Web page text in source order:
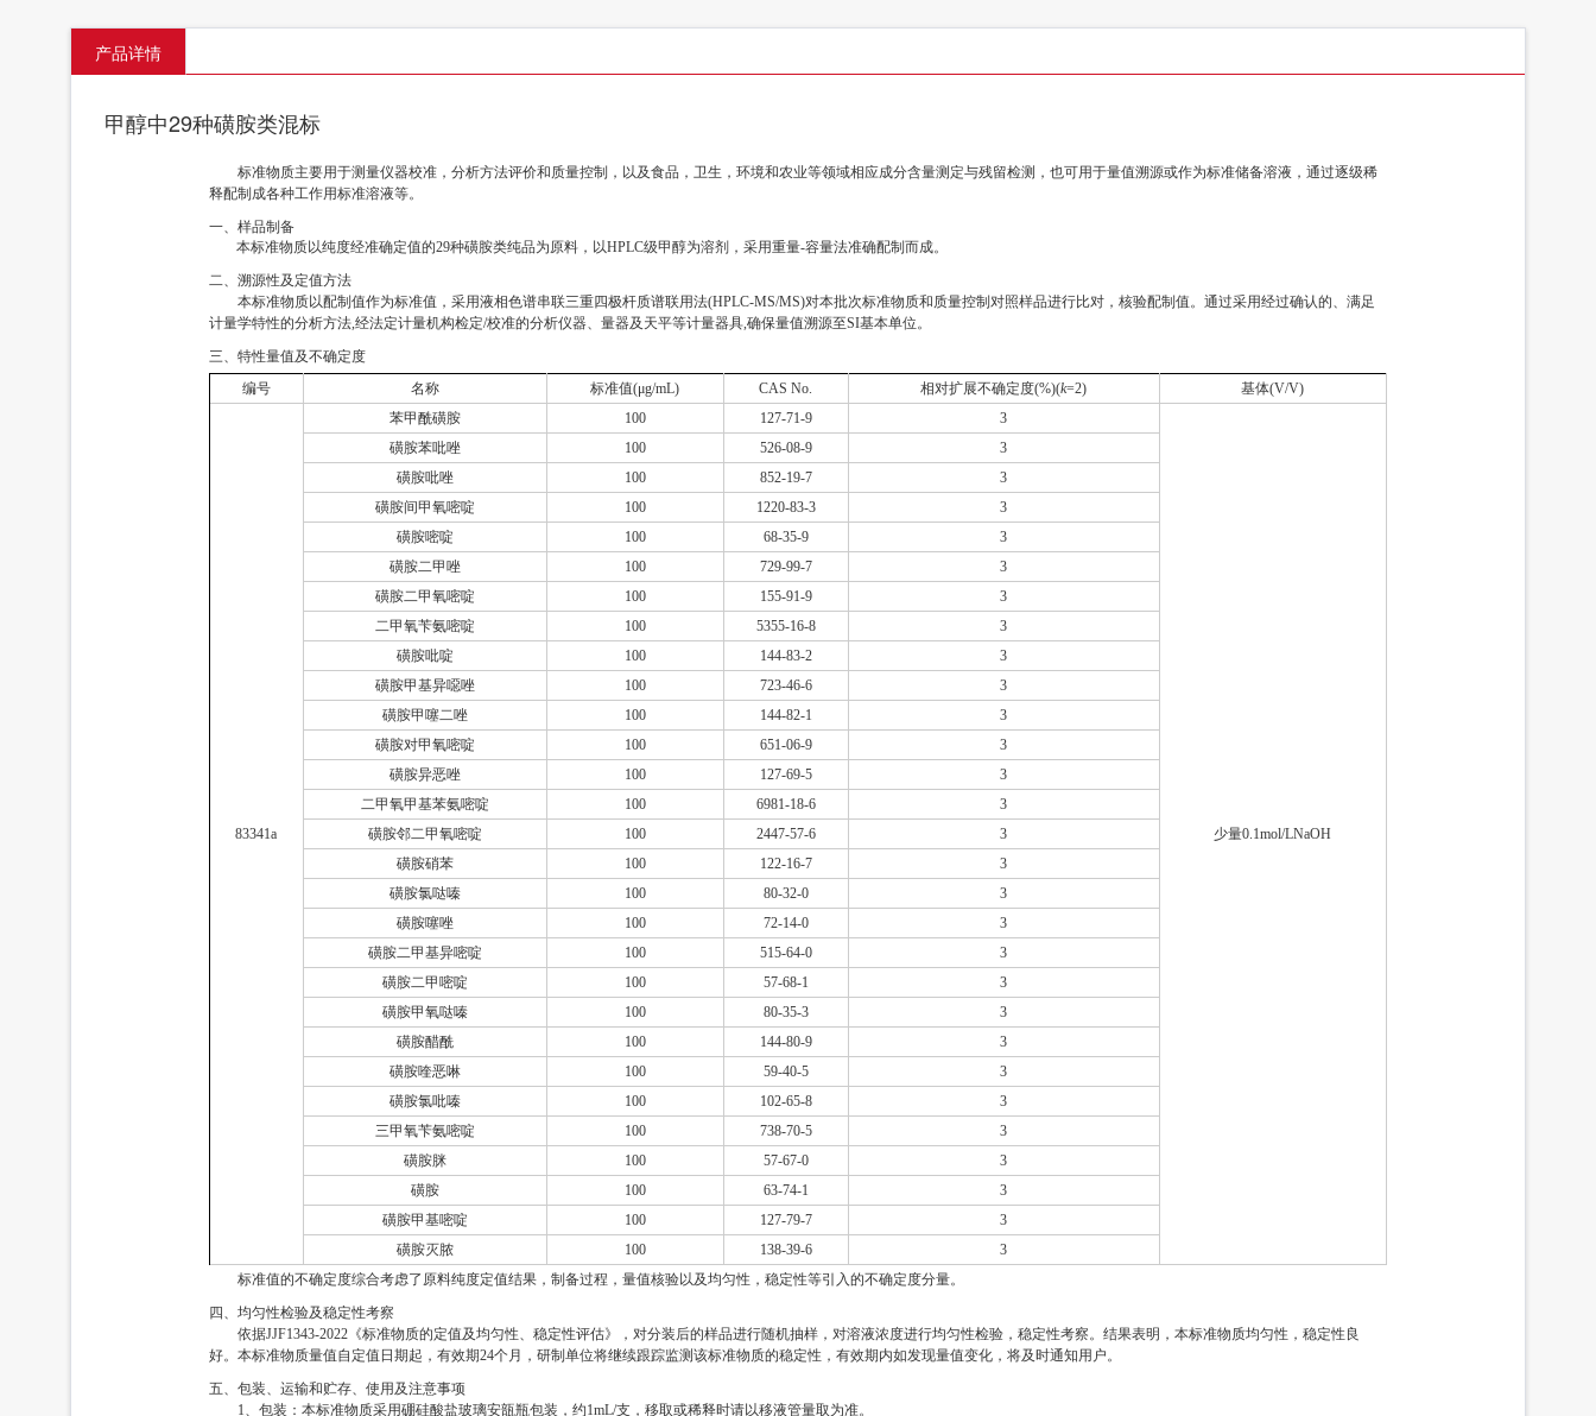
产品详情
甲醇中29种磺胺类混标
标准物质主要用于测量仪器校准，分析方法评价和质量控制，以及食品，卫生，环境和农业等领域相应成分含量测定与残留检测，也可用于量值溯源或作为标准储备溶液，通过逐级稀
释配制成各种工作用标准溶液等。
一、样品制备
本标准物质以纯度经准确定值的29种磺胺类纯品为原料，以HPLC级甲醇为溶剂，采用重量-容量法准确配制而成。
二、溯源性及定值方法
本标准物质以配制值作为标准值，采用液相色谱串联三重四极杆质谱联用法(HPLC-MS/MS)对本批次标准物质和质量控制对照样品进行比对，核验配制值。通过采用经过确认的、满足
计量学特性的分析方法,经法定计量机构检定/校准的分析仪器、量器及天平等计量器具,确保量值溯源至SI基本单位。
三、特性量值及不确定度
编号
名称 标准值(μg/mL) CAS No. 相对扩展不确定度(%)(k=2) 基体(V/V)
83341a
苯甲酰磺胺 100 127-71-9 3
少量0.1mol/LNaOH
磺胺苯吡唑 100 526-08-9
3
磺胺吡唑
100 852-19-7
3
磺胺间甲氧嘧啶
100 1220-83-3
3
磺胺嘧啶
100 68-35-9
3
磺胺二甲唑
100 729-99-7
3
磺胺二甲氧嘧啶
100 155-91-9
3
二甲氧苄氨嘧啶
100 5355-16-8
3
磺胺吡啶
100 144-83-2
3
磺胺甲基异噁唑
100 723-46-6
3
磺胺甲噻二唑
100 144-82-1
3
磺胺对甲氧嘧啶
100 651-06-9
3
磺胺异恶唑
100 127-69-5
3
二甲氧甲基苯氨嘧啶
100 6981-18-6
3
磺胺邻二甲氧嘧啶
100 2447-57-6
3
磺胺硝苯
100 122-16-7
3
磺胺氯哒嗪
100 80-32-0
3
磺胺噻唑
100 72-14-0
3
磺胺二甲基异嘧啶
100 515-64-0
3
磺胺二甲嘧啶
100 57-68-1
3
磺胺甲氧哒嗪
100 80-35-3
3
磺胺醋酰
100 144-80-9
3
磺胺喹恶啉
100 59-40-5
3
磺胺氯吡嗪
100 102-65-8
3
三甲氧苄氨嘧啶
100 738-70-5
3
磺胺脒
100 57-67-0
3
磺胺
100 63-74-1
3
磺胺甲基嘧啶
100 127-79-7
3
磺胺灭脓
100 138-39-6
3
标准值的不确定度综合考虑了原料纯度定值结果，制备过程，量值核验以及均匀性，稳定性等引入的不确定度分量。
四、均匀性检验及稳定性考察
依据JJF1343-2022《标准物质的定值及均匀性、稳定性评估》，对分装后的样品进行随机抽样，对溶液浓度进行均匀性检验，稳定性考察。结果表明，本标准物质均匀性，稳定性良
好。本标准物质量值自定值日期起，有效期24个月，研制单位将继续跟踪监测该标准物质的稳定性，有效期内如发现量值变化，将及时通知用户。
五、包装、运输和贮存、使用及注意事项
1、包装：本标准物质采用硼硅酸盐玻璃安瓿瓶包装，约1mL/支，移取或稀释时请以移液管量取为准。